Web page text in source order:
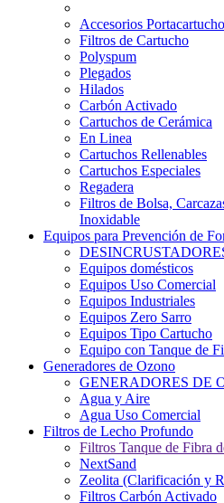
Accesorios
Filtros de Cartucho
Polyspum
Plegados
Hilados
Carbón Activado
Cartuchos de Cerámica
En Linea
Cartuchos Rellenables
Cartuchos Especiales
Regadera
Filtros de Bolsa,
Inoxidable
Equipos para Prevención de
Equipos domésticos
Equipos Uso Comercial
Equipos Industriales
Equipos Zero Sarro
Equipos Tipo Cartucho
Equipo con Tanque de
Generadores de Ozono
GENERADORES DE
Agua y Aire
Agua Uso Comercial
Filtros de Lecho Profundo
Filtros Tanque de Fibra
NextSand
Zeolita (Clarificación y
Filtros Carbón Activado